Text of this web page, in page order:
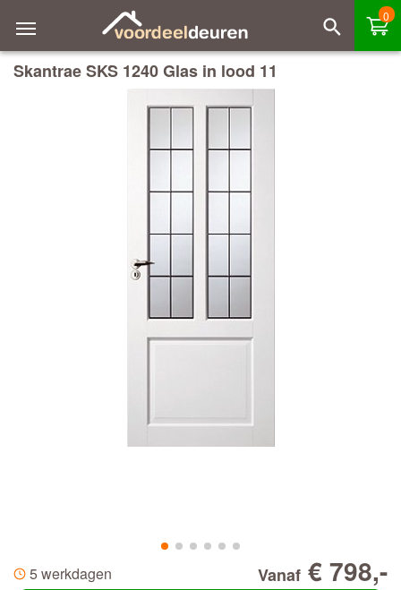
0
Skantrae SKS 1240 Glas in lood 11
5 werkdagen Vanaf € 798,-